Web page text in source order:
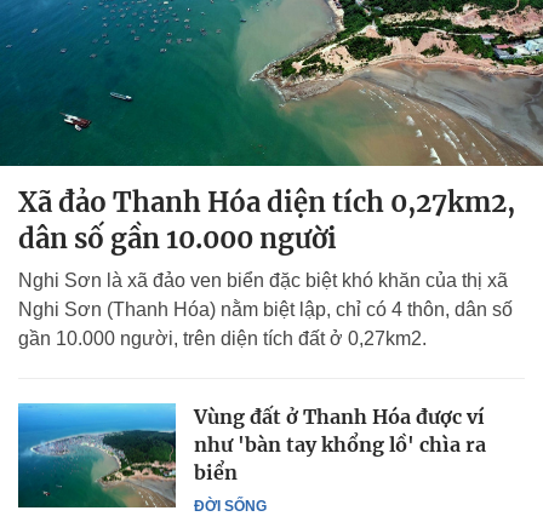
Xã đảo Thanh Hóa diện tích 0,27km2,
dân số gần 10.000 người
Nghi Sơn là xã đảo ven biển đặc biệt khó khăn của thị xã
Nghi Sơn (Thanh Hóa) nằm biệt lập, chỉ có 4 thôn, dân số
gần 10.000 người, trên diện tích đất ở 0,27km2.
ĐỜI SỐNG
Vùng đất ở Thanh Hóa được ví
như 'bàn tay khổng lồ' chìa ra
biển